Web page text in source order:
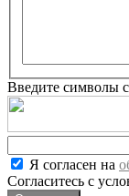
Введите символы
Я согласен на
Согласитесь с